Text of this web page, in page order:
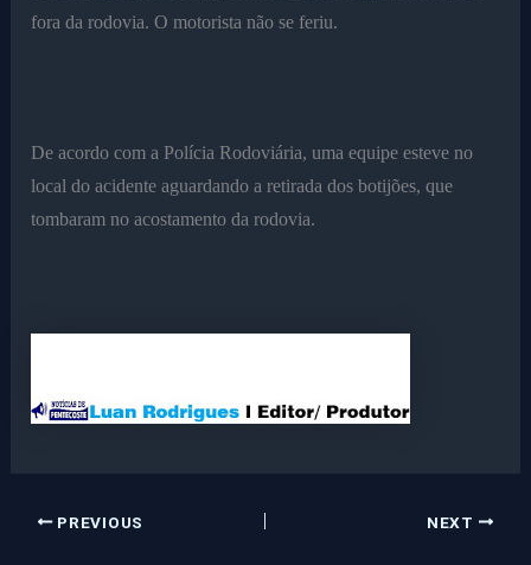
fora da rodovia. O motorista não se feriu.
De acordo com a Polícia Rodoviária, uma equipe esteve no
local do acidente aguardando a retirada dos botijões, que
tombaram no acostamento da rodovia.
PREVIOUS NEXT